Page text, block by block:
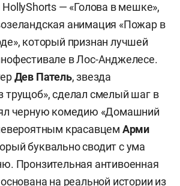
— «Голова в мешке»,
анимация «Пожар в
который признан лучшей
в Лос-Анджелесе.
Дев Патель, звезда
трущоб», сделал смелый шаг в
черную комедию «Домашний
красавцем Арми
буквально сводит с ума
Пронзительная антивоенная
на реальной истории из